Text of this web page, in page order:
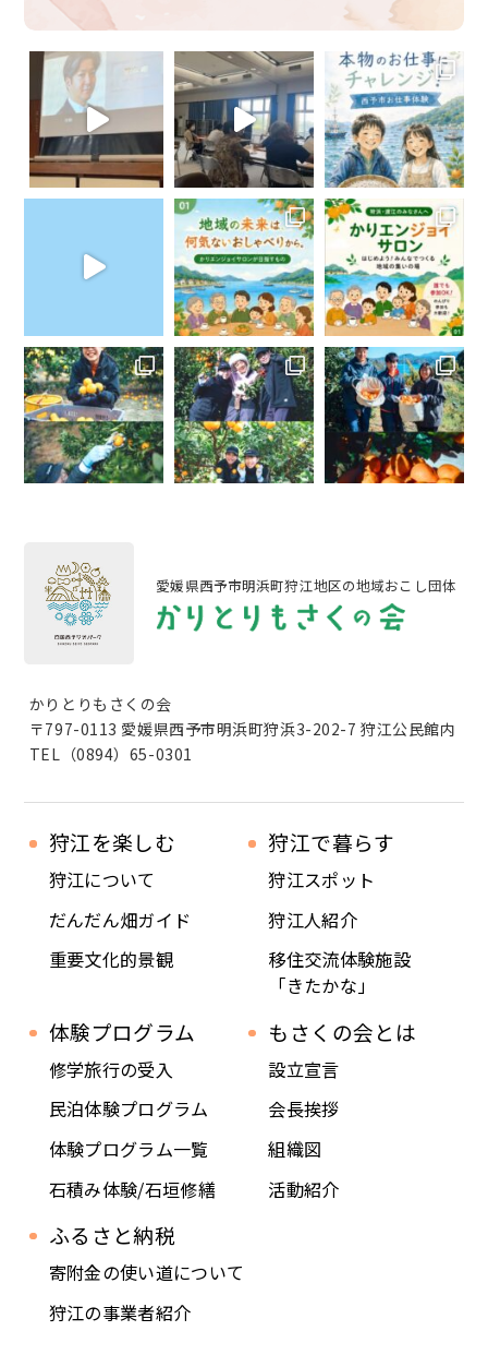
愛媛県西予市明浜町狩江地区の地域おこし団体
かりとりもさくの会
〒797-0113 愛媛県西予市明浜町狩浜3-202-7 狩江公民館内
TEL（0894）65-0301
狩江を楽しむ
狩江について
だんだん畑ガイド
重要文化的景観
狩江で暮らす
狩江スポット
狩江人紹介
移住交流体験施設
「きたかな」
体験プログラム
修学旅行の受入
民泊体験プログラム
体験プログラム一覧
石積み体験/石垣修繕
もさくの会とは
設立宣言
会長挨拶
組織図
活動紹介
ふるさと納税
寄附金の使い道について
狩江の事業者紹介